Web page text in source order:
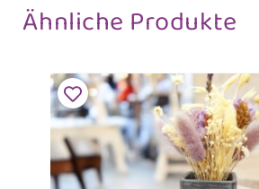
Ähnliche Produkte